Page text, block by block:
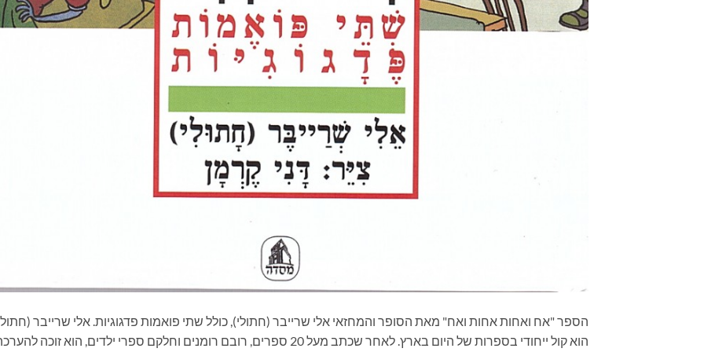
הספר "אח ואחות אחות ואח" מאת הסופר והמחזאי אלי שרייבר (חתולי), כולל שתי פואמות פדגוגיות. אלי שרייבר
הוא קול ייחודי בספרות של היום בארץ. לאחר שכתב מעל 20 ספרים, רובם רומנים וחלקם ספרי ילדים, הוא זוכה